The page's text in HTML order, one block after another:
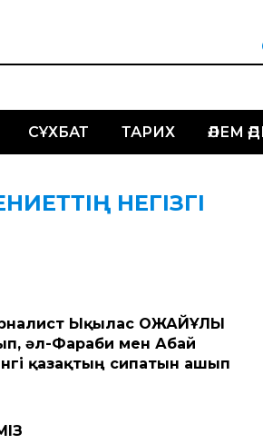
СҰХБАТ ТАРИХ ӘЛЕМ
НЕГІЗГІ
Ықылас ОЖАЙҰЛЫ
әл-Фараби мен Абай
қазақтың сипатын ашып